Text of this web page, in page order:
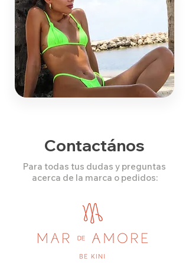
Contactános
Para todas tus dudas y preguntas
acerca de la marca o pedidos: